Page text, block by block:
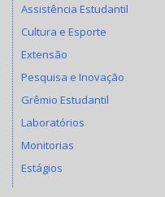
Assistência Estudantil
Cultura e Esporte
Extensão
Pesquisa e Inovação
Grêmio Estudantil
Laboratórios
Monitorias
Estágios